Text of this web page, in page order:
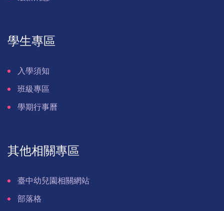
學生專區
入學須知
班級專區
學期行事曆
其他相關專區
臺中幼兒園相關網站
部落格